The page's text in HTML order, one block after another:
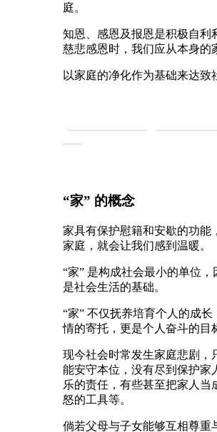
庭。
知恩、感恩及报恩是积极自利
慈悲感恩时，我们应从本身的
以家庭的净化作为基础来达致
心
“家” 的概念
家具有保护慰籍和安歇的功能
家庭，就会让我们感到温暖。
“家” 是构成社会最小的单位
是社会生活的基础。
“家” 不仅抚养培育个人的成
情的寄托，更是个人奋斗的目
现今社会时常发生家庭悲剧，
能安守本位，没有尽到保护家
乐的责任，有些甚至把家人当
怒的工具等。
倘若父母与子女能够互相尊重